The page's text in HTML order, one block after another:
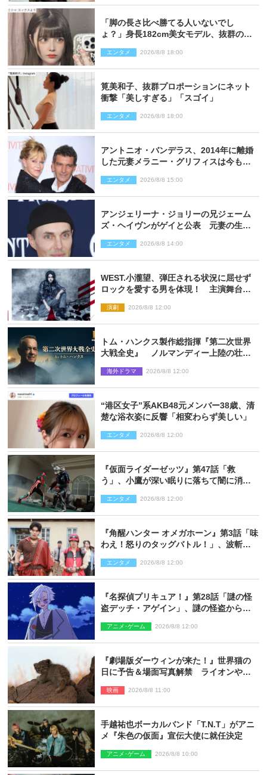
「脚の長さ比べ勝てる人いないでし
ょ？」身長182cm美女モデル、抜群のプ
エンタメ 2026/8/8 18:00
筧美和子、抜群プロポーションにネット
衝撃「美しすぎる」「スゴイ」
エンタメ 2026/8/8 18:00
アントニオ・バンデラス、2014年に離婚
した元妻メラニー・グリフィスは今も
エンタメ 2026/8/8 15:00
アンジェリーナ・ジョリーの兄ジェーム
ズ・ヘイヴンがゲイと公表 元妻の生配
エンタメ 2026/8/8 14:00
WEST.小瀧望、弾圧される状況に屈せず
ロックを愛する男を体現！ 主演舞台
演劇 2026/8/8 12:00
トム・ハンクス製作総指揮『第二次世界
大戦全史』 ノルマンディー上陸の壮絶
海外ドラマ 2026/8/8 12:00
“港区女子”系AKB48元メンバー38歳、清
楚な浴衣姿に反響「相変わらず美しい」
エンタメ 2026/8/8 12:00
『仮面ライダーゼッツ』第47話「救
う」、小鷹が深い眠りに落ちて闇に消え
エンタメ 2026/8/8 12:00
『角醒ハンター オメガホーン』第3話「味
わえ！怒りのタッグバトル！」、波斬の
エンタメ 2026/8/8 12:00
『名探偵プリキュア！』第28話「謎の怪
盗デッチ・アゲイン」、謎の怪盗から不
アニメ･ゲーム 2026/8/8 12:00
『劇場版ダーウィンが来た！』世界猫の
日に予告＆場面写真解禁 ライオンやマ
映画 2026/8/8 11:00
手越祐也ボーカルバンド「T.N.T」がアニ
メ『朱色の仮面』宣伝大使に就任決定
アニメ･ゲーム 2026/8/8 10:00